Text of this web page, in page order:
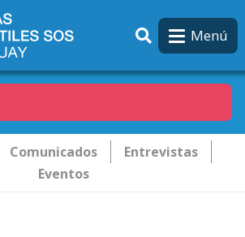
Menú
Comunicados
Entrevistas
Eventos